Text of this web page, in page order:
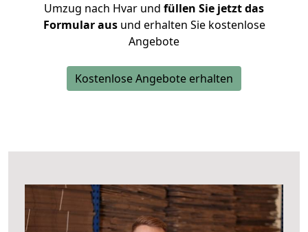
Umzug nach Hvar und füllen Sie jetzt das
Formular ausund erhalten Sie kostenlose
Angebote
Kostenlose Angebote erhalten